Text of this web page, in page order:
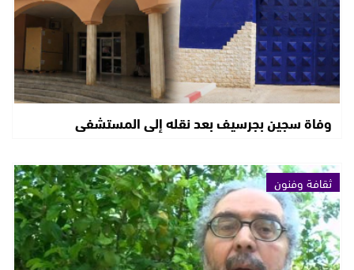
وفاة سجين بجرسيف بعد نقله إلى المستشفى
ثقافة وفنون